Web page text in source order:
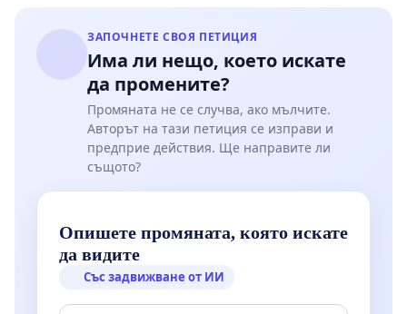
ЗАПОЧНЕТЕ СВОЯ ПЕТИЦИЯ
Има ли нещо, което искате
да промените?
Промяната не се случва, ако мълчите.
Авторът на тази петиция се изправи и
предприе действия. Ще направите ли
същото?
Опишете промяната, която искате
да видите
Със задвижване от ИИ